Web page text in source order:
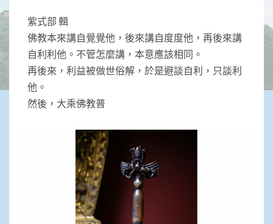
紫式部 輯
佛教本來講自覺覺他，後來講自度度他，再後來講
自利利他。不管怎麼講，本意應該相同。
再後來，利益被做世俗解，於是避談自利，只談利
他。
然後，大乘佛教普